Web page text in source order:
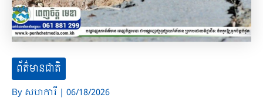
ព័ត៌មានជាតិ
By សហការី | 06/18/2026